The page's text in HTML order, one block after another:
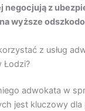
negocjują z
wyższe
z usług
Łodzi?
adwokata w
jest kluczowy dla